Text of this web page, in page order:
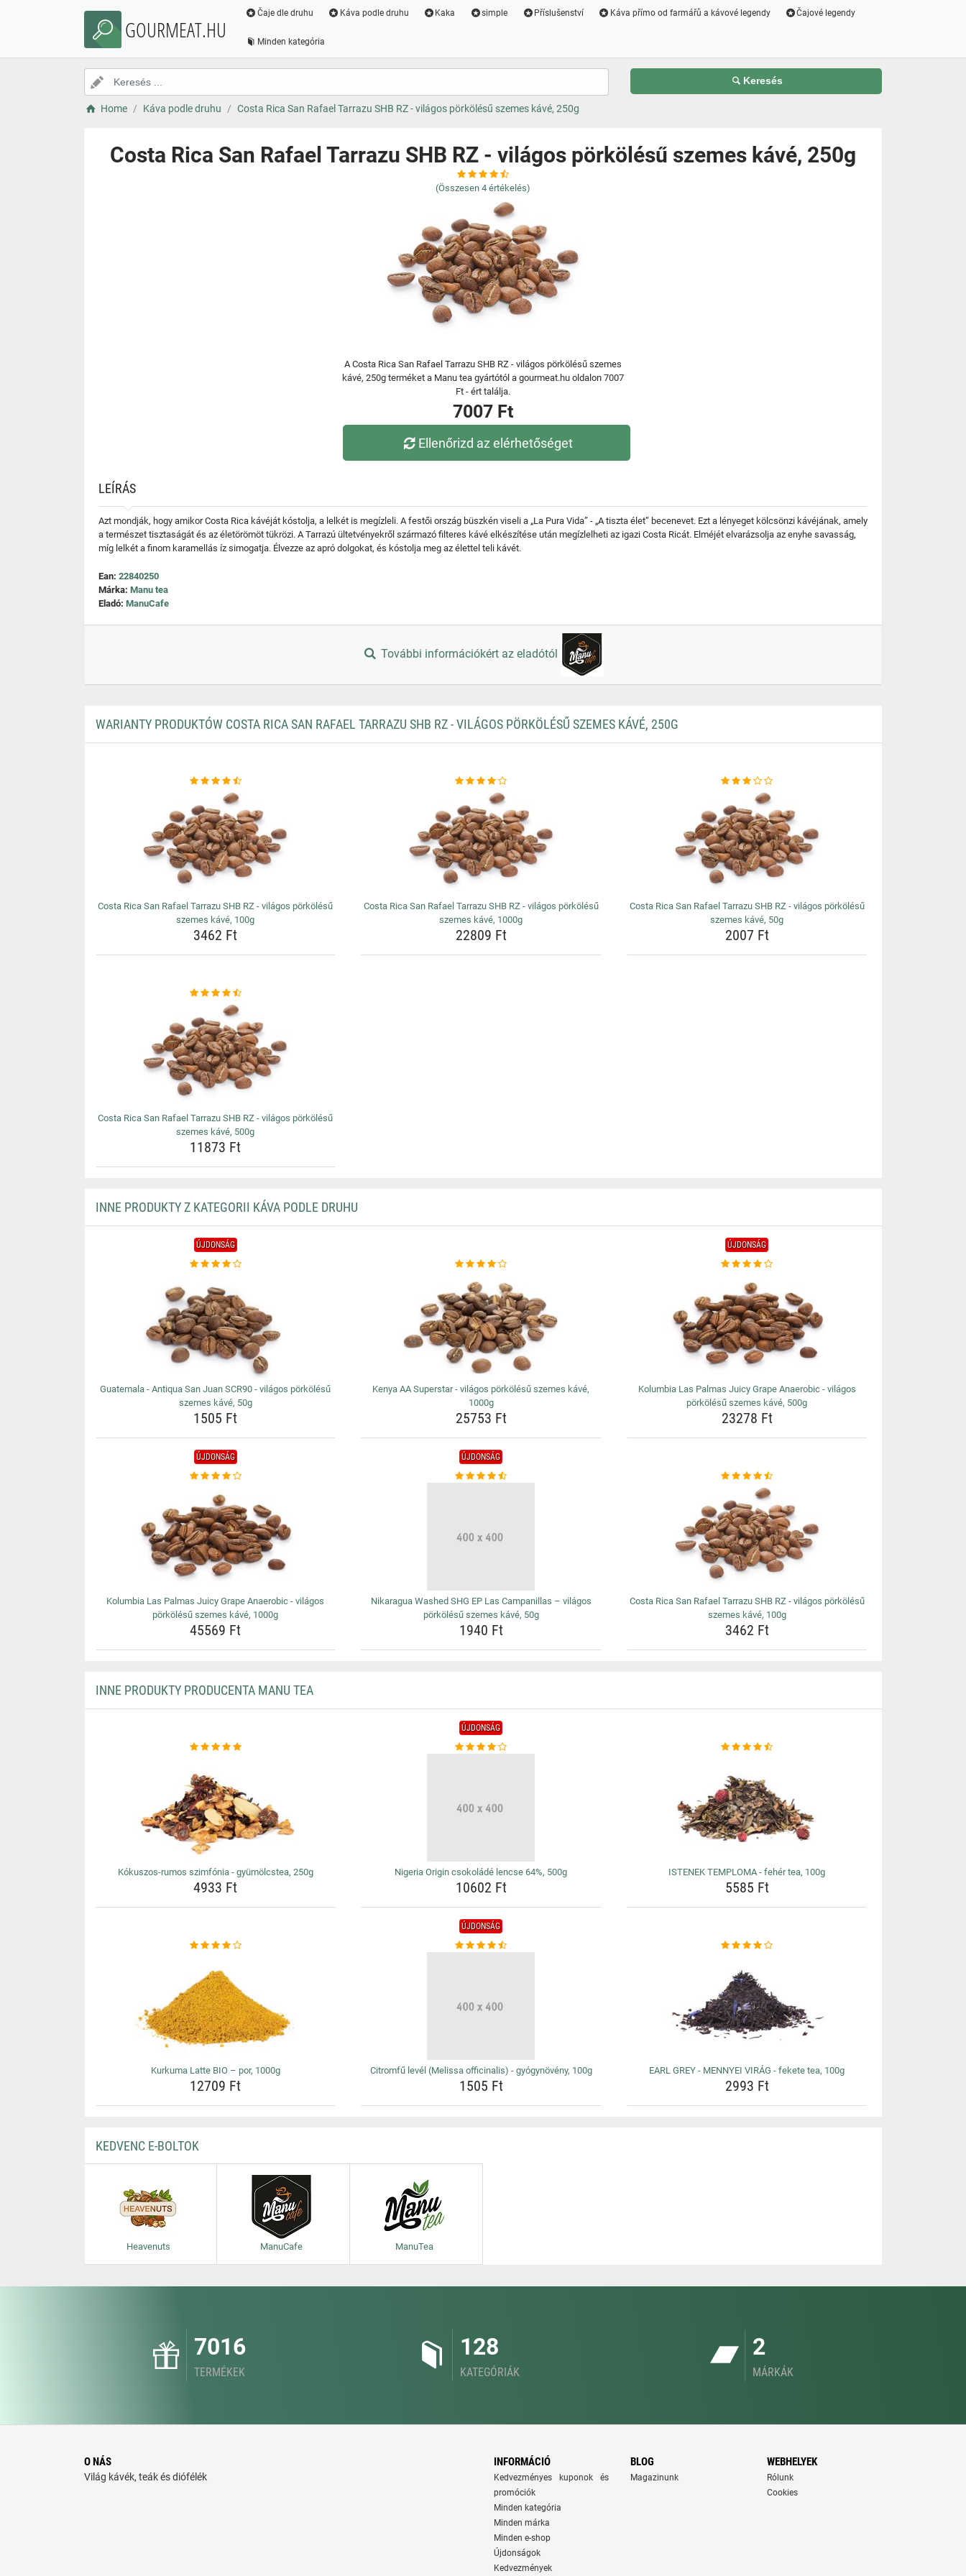
GOURMEAT.HU
Čaje dle druhu Káva podle druhu Kaka simple Příslušenství Káva přímo od farmářů a kávové legendy Čajové legendy
Minden kategória
Keresés
Home Káva podle druhu Costa Rica San Rafael Tarrazu SHB RZ - világos pörkölésű szemes kávé, 250g
Costa Rica San Rafael Tarrazu SHB RZ - világos pörkölésű szemes kávé, 250g
(Összesen 4 értékelés)
A Costa Rica San Rafael Tarrazu SHB RZ - világos pörkölésű szemes
kávé, 250g terméket a Manu tea gyártótól a gourmeat.hu oldalon 7007
Ft - ért találja.
7007 Ft
Ellenőrizd az elérhetőséget
LEÍRÁS
Azt mondják, hogy amikor Costa Rica kávéját kóstolja, a lelkét is megízleli. A festői ország büszkén viseli a „La Pura Vida” - „A tiszta élet” becenevet. Ezt a lényeget kölcsönzi kávéjának, amely
a természet tisztaságát és az életörömöt tükrözi. A Tarrazú ültetvényekről származó filteres kávé elkészítése után megízlelheti az igazi Costa Ricát. Elméjét elvarázsolja az enyhe savasság,
míg lelkét a finom karamellás íz simogatja. Élvezze az apró dolgokat, és kóstolja meg az élettel teli kávét.
Ean: 22840250
Márka: Manu tea
Eladó: ManuCafe
További információkért az eladótól
WARIANTY PRODUKTÓW COSTA RICA SAN RAFAEL TARRAZU SHB RZ - VILÁGOS PÖRKÖLÉSŰ SZEMES KÁVÉ, 250G
Costa Rica San Rafael Tarrazu SHB RZ - világos pörkölésű
szemes kávé, 100g
3462 Ft
Costa Rica San Rafael Tarrazu SHB RZ - világos pörkölésű
szemes kávé, 1000g
22809 Ft
Costa Rica San Rafael Tarrazu SHB RZ - világos pörkölésű
szemes kávé, 50g
2007 Ft
Costa Rica San Rafael Tarrazu SHB RZ - világos pörkölésű
szemes kávé, 500g
11873 Ft
INNE PRODUKTY Z KATEGORII KÁVA PODLE DRUHU
ÚJDONSÁG
Guatemala - Antiqua San Juan SCR90 - világos pörkölésű
szemes kávé, 50g
1505 Ft
Kenya AA Superstar - világos pörkölésű szemes kávé,
1000g
25753 Ft
ÚJDONSÁG
Kolumbia Las Palmas Juicy Grape Anaerobic - világos
pörkölésű szemes kávé, 500g
23278 Ft
ÚJDONSÁG
Kolumbia Las Palmas Juicy Grape Anaerobic - világos
pörkölésű szemes kávé, 1000g
45569 Ft
ÚJDONSÁG
Nikaragua Washed SHG EP Las Campanillas – világos
pörkölésű szemes kávé, 50g
1940 Ft
Costa Rica San Rafael Tarrazu SHB RZ - világos pörkölésű
szemes kávé, 100g
3462 Ft
INNE PRODUKTY PRODUCENTA MANU TEA
Kókuszos-rumos szimfónia - gyümölcstea, 250g
4933 Ft
ÚJDONSÁG
Nigeria Origin csokoládé lencse 64%, 500g
10602 Ft
ISTENEK TEMPLOMA - fehér tea, 100g
5585 Ft
Kurkuma Latte BIO – por, 1000g
12709 Ft
ÚJDONSÁG
Citromfű levél (Melissa officinalis) - gyógynövény, 100g
1505 Ft
EARL GREY - MENNYEI VIRÁG - fekete tea, 100g
2993 Ft
KEDVENC E-BOLTOK
Heavenuts ManuCafe ManuTea
7016
TERMÉKEK
128
KATEGÓRIÁK
2
MÁRKÁK
O NÁS
Világ kávék, teák és diófélék
INFORMÁCIÓ
Kedvezményes kuponok és
promóciók
Minden kategória
Minden márka
Minden e-shop
Újdonságok
Kedvezmények
BLOG
Magazinunk
WEBHELYEK
Rólunk
Cookies